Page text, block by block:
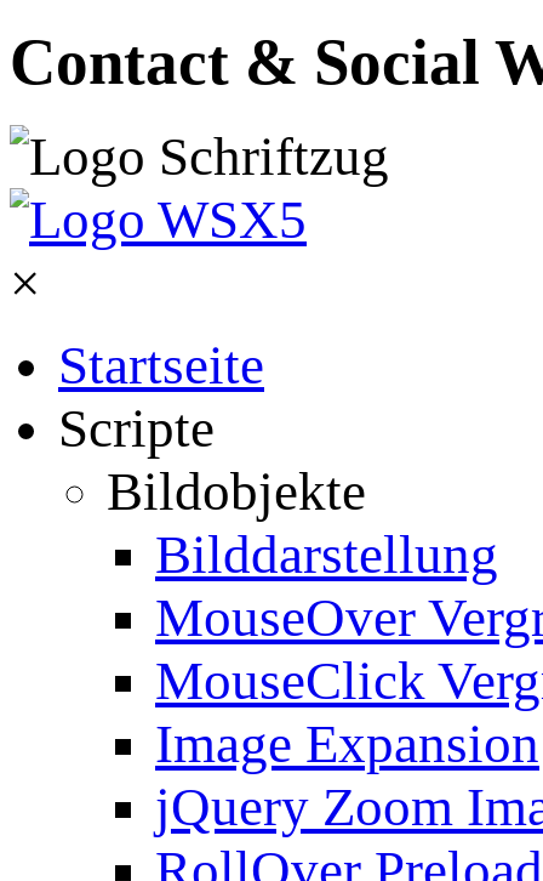
Contact & Social
×
Startseite
Scripte
Bildobjekte
Bilddarstellung
MouseOver
MouseClick
Image Expansion
jQuery Zoom